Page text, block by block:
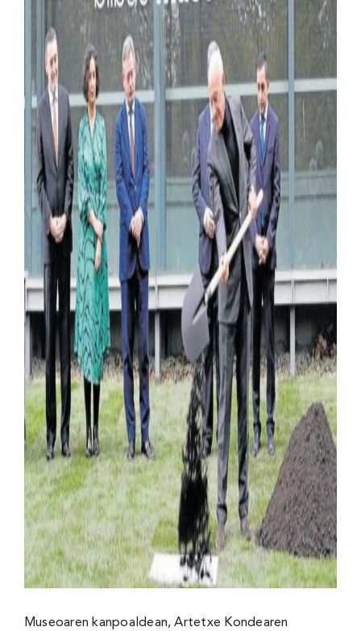
Museoaren kanpoaldean, Artetxe Kondearen